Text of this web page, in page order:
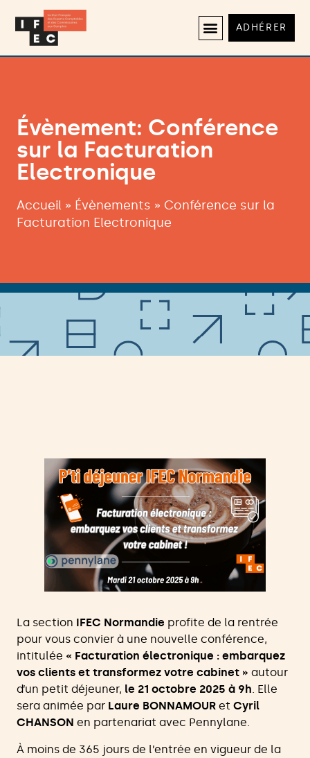
ADHÉRER
Évènement: Conférence
sur la Facturation
Electronique
Accueil » Évènements » Conférence sur la
Facturation Electronique
La section IFEC Normandie profite de la rentrée
pour vous convier à une nouvelle conférence,
intitulée « Facturation électronique : embarquez
vos clients et transformez votre cabinet » autour
d’un petit déjeuner, le 21 octobre 2025 à 9h. Elle
sera animée par Laure BONNAMOUR et Cyril
CHANSON en partenariat avec Pennylane.
À moins de 365 jours de l’entrée en vigueur de la